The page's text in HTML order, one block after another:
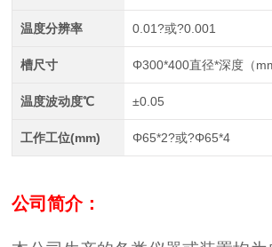
温度分辨率 0.01?或?0.001
槽尺寸 Φ300*400直径*深度（
温度波动度℃ ±0.05
工作工位(mm) Φ65*2?或?Φ65*4
公司简介：